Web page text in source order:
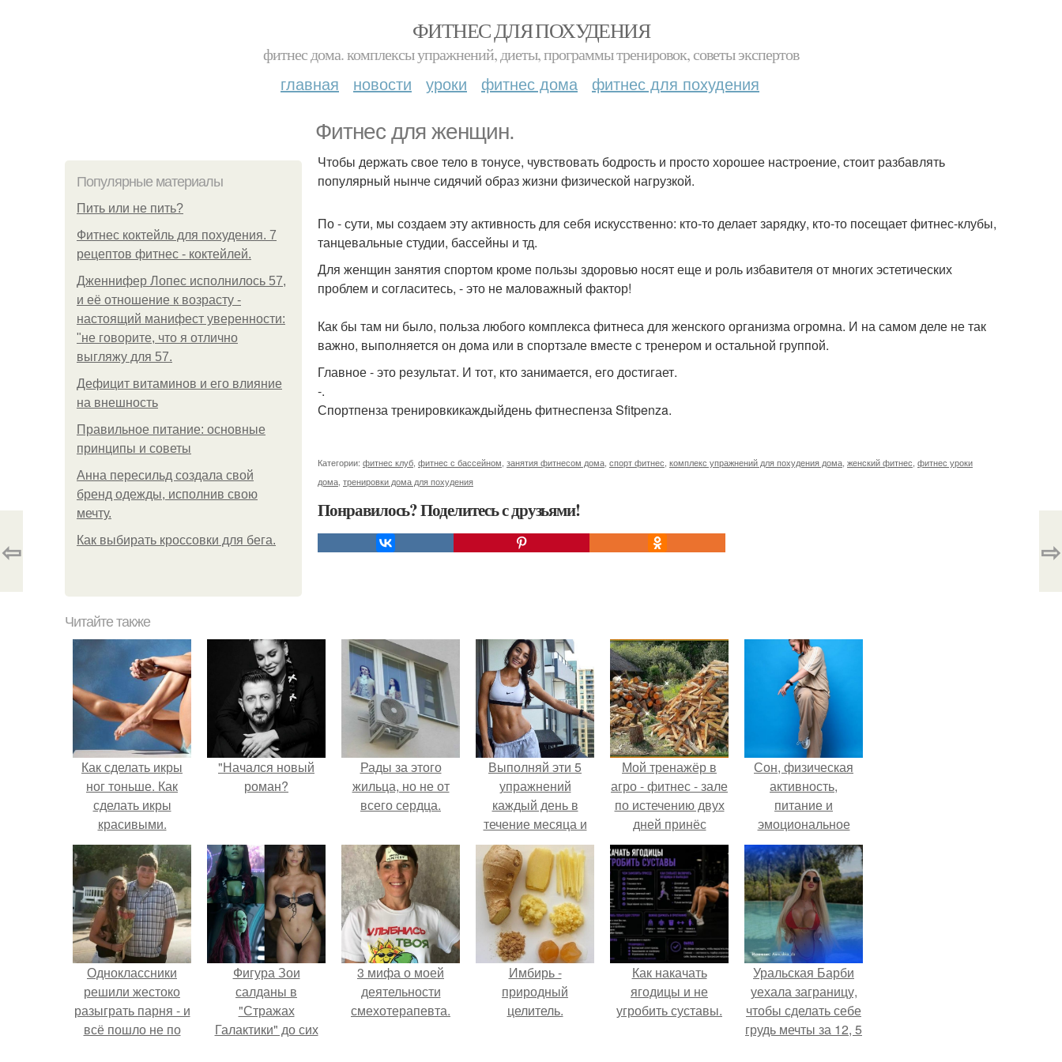
ФИТНЕС ДЛЯ ПОХУДЕНИЯ
фитнес дома. комплексы упражнений, диеты, программы тренировок, советы экспертов
главная новости уроки фитнес дома фитнес для похудения
Фитнес для женщин.
Популярные материалы
Пить или не пить?
Фитнес коктейль для похудения. 7
рецептов фитнес - коктейлей.
Дженнифер Лопес исполнилось 57,
и её отношение к возрасту -
настоящий манифест уверенности:
"не говорите, что я отлично
выгляжу для 57.
Дефицит витаминов и его влияние
на внешность
Правильное питание: основные
принципы и советы
Анна пересильд создала свой
бренд одежды, исполнив свою
мечту.
Как выбирать кроссовки для бега.
Чтобы держать свое тело в тонусе, чувствовать бодрость и просто хорошее настроение, стоит разбавлять
популярный нынче сидячий образ жизни физической нагрузкой.
По - сути, мы создаем эту активность для себя искусственно: кто-то делает зарядку, кто-то посещает фитнес-клубы,
танцевальные студии, бассейны и тд.
Для женщин занятия спортом кроме пользы здоровью носят еще и роль избавителя от многих эстетических
проблем и согласитесь, - это не маловажный фактор!
Как бы там ни было, польза любого комплекса фитнеса для женского организма огромна. И на самом деле не так
важно, выполняется он дома или в спортзале вместе с тренером и остальной группой.
Главное - это результат. И тот, кто занимается, его достигает.
-.
Спортпенза тренировкикаждыйдень фитнеспенза Sfitpenza.
Категории: фитнес клуб фитнес с бассейном занятия фитнесом дома спорт фитнес комплекс упражнений для похудения дома женский фитнес фитнес уроки
дома тренировки дома для похудения
Понравилось? Поделитесь с друзьями!
⇦ ⇨
Читайте также
Как сделать икры
ног тоньше. Как
сделать икры
красивыми.
"Начался новый
роман?
Рады за этого
жильца, но не от
всего сердца.
Выполняй эти 5
упражнений
каждый день в
течение месяца и
твоя фигура будет
идеальной.
Мой тренажёр в
агро - фитнес - зале
по истечению двух
дней принёс
ощутимый
результат.
Сон, физическая
активность,
питание и
эмоциональное
состояние!
Одноклассники
решили жестоко
разыграть парня - и
всё пошло не по
Фигура Зои
салданы в
"Стражах
Галактики" до сих
3 мифа о моей
деятельности
смехотерапевта.
Имбирь -
природный
целитель.
Как накачать
ягодицы и не
угробить суставы.
Уральская Барби
уехала заграницу,
чтобы сделать себе
грудь мечты за 12, 5